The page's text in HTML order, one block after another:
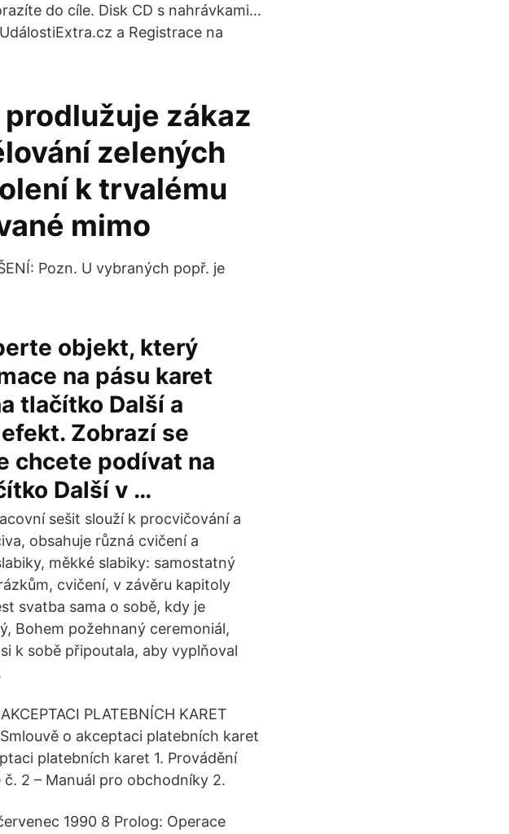
do cíle. Disk CD s nahrávkami…
a Registrace na
zákaz
zelených
k trvalému
mimo
Pozn. U vybraných popř. je
objekt, který
na pásu karet
tlačítko Další a
Zobrazí se
chcete podívat na
Další v …
sešit slouží k procvičování a
obsahuje různá cvičení a
měkké slabiky: samostatný
cvičení, v závěru kapitoly
svatba sama o sobě, kdy je
Bohem požehnaný ceremoniál,
k sobě připoutala, aby vyplňoval
PLATEBNÍCH KARET
o akceptaci platebních karet
platebních karet 1. Provádění
2 – Manuál pro obchodníky 2.
1990 8 Prolog: Operace